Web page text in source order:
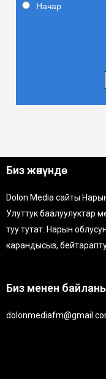
Начар
Биз жөнүндө
Dolon Media сайты
Улуттук баалуулуктар
туу тутат. Нарын
карандысыз,
Биз менен